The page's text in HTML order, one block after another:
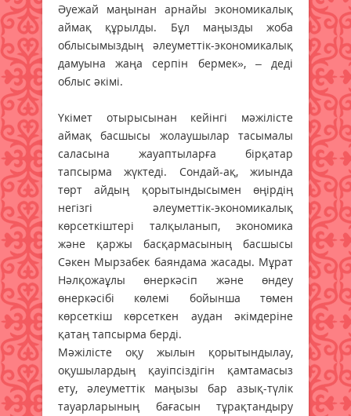
Әуежай маңынан арнайы экономикалық
аймақ құрылды. Бұл маңызды жоба
облысымыздың әлеуметтік-экономикалық
дамуына жаңа серпін бермек», – деді
облыс әкімі.
Үкімет отырысынан кейінгі мәжілісте
аймақ басшысы жолаушылар тасымалы
саласына жауаптыларға бірқатар
тапсырма жүктеді. Сондай-ақ, жиында
төрт айдың қорытындысымен өңірдің
негізгі әлеуметтік-экономикалық
көрсеткіштері талқыланып, экономика
және қаржы басқармасының басшысы
Сәкен Мырзабек баяндама жасады. Мұрат
Нәлқожаұлы өнеркәсіп және өндеу
өнеркәсібі көлемі бойынша төмен
көрсеткіш көрсеткен аудан әкімдеріне
қатаң тапсырма берді.
Мәжілісте оқу жылын қорытындылау,
оқушылардың қауіпсіздігін қамтамасыз
ету, әлеуметтік маңызы бар азық-түлік
тауарларының бағасын тұрақтандыру